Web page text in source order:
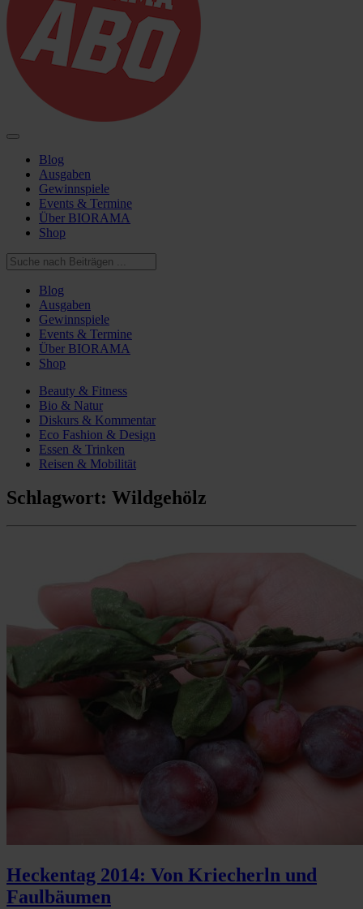
Blog
Ausgaben
Gewinnspiele
Events & Termine
Über BIORAMA
Shop
Blog
Ausgaben
Gewinnspiele
Events & Termine
Über BIORAMA
Shop
Beauty & Fitness
Bio & Natur
Diskurs & Kommentar
Eco Fashion & Design
Essen & Trinken
Reisen & Mobilität
Schlagwort: Wildgehölz
Heckentag 2014: Von Kriecherln und
Faulbäumen